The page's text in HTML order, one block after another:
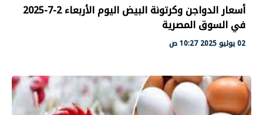
أسعار الدواجن وكرتونة البيض اليوم الأربعاء 2-7-2025
في السوق المصرية
02 يوليو 2025 10:27 ص